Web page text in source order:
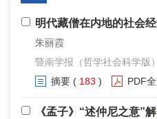
明代藏僧在内地的社会
朱丽霞
暨南学报（哲学社会科学版
摘要 ( 183 ) PDF
《孟子》“述仲尼之意”解